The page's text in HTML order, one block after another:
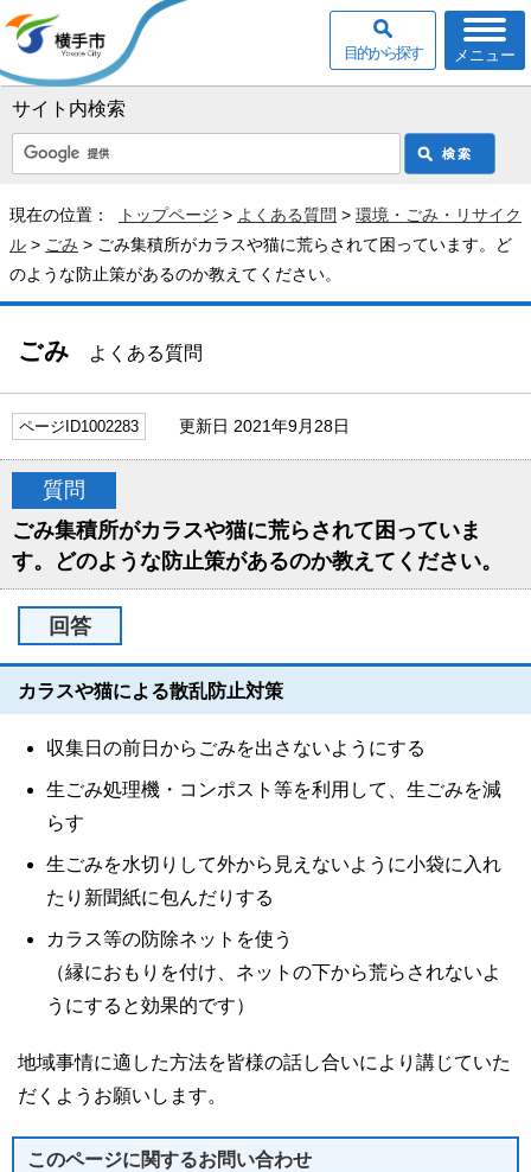
サイト内検索
メニュー
目的から探す
現在の位置： トップページ > よくある質問 > 環境・ごみ・リサイク
ル > ごみ > ごみ集積所がカラスや猫に荒らされて困っています。ど
のような防止策があるのか教えてください。
ごみ よくある質問
ページID1002283 更新日 2021年9月28日
質問
ごみ集積所がカラスや猫に荒らされて困っていま
す。どのような防止策があるのか教えてください。
回答
カラスや猫による散乱防止対策
収集日の前日からごみを出さないようにする
生ごみ処理機・コンポスト等を利用して、生ごみを減
らす
生ごみを水切りして外から見えないように小袋に入れ
たり新聞紙に包んだりする
カラス等の防除ネットを使う
（縁におもりを付け、ネットの下から荒らされないよ
うにすると効果的です）
地域事情に適した方法を皆様の話し合いにより講じていた
だくようお願いします。
このページに関するお問い合わせ